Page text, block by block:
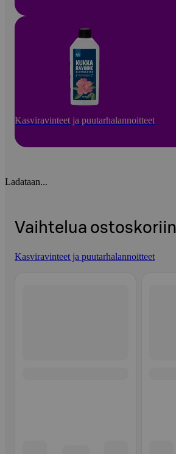
Kasviravinteet ja puutarhalannoitteet
Ladataan...
Vaihtelua ostoskoriin
Kasviravinteet ja puutarhalannoitteet